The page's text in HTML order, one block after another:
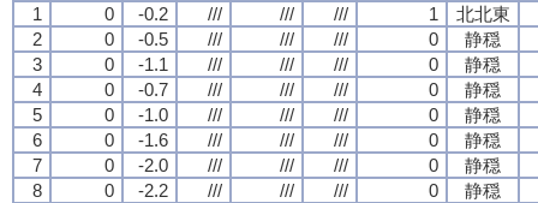
1
0 -0.2 /// /// /// 1
北北東
2
0 -0.5 /// /// /// 0
静穏
3
0 -1.1 /// /// /// 0
静穏
4
0 -0.7 /// /// /// 0
静穏
5
0 -1.0 /// /// /// 0
静穏
6
0 -1.6 /// /// /// 0
静穏
7
0 -2.0 /// /// /// 0
静穏
8
0 -2.2 /// /// /// 0
静穏
1
0 -0.2 /// /// /// 1
北北東
2
0 -0.5 /// /// /// 0
静穏
3
0 -1.1 /// /// /// 0
静穏
4
0 -0.7 /// /// /// 0
静穏
5
0 -1.0 /// /// /// 0
静穏
6
0 -1.6 /// /// /// 0
静穏
7
0 -2.0 /// /// /// 0
静穏
8
0 -2.2 /// /// /// 0
静穏
1
0 -0.2 /// /// /// 1
北北東
2
0 -0.5 /// /// /// 0
静穏
3
0 -1.1 /// /// /// 0
静穏
4
0 -0.7 /// /// /// 0
静穏
5
0 -1.0 /// /// /// 0
静穏
6
0 -1.6 /// /// /// 0
静穏
7
0 -2.0 /// /// /// 0
静穏
8
0 -2.2 /// /// /// 0
静穏
1
0 -0.2 /// /// /// 1
北北東
2
0 -0.5 /// /// /// 0
静穏
3
0 -1.1 /// /// /// 0
静穏
4
0 -0.7 /// /// /// 0
静穏
5
0 -1.0 /// /// /// 0
静穏
6
0 -1.6 /// /// /// 0
静穏
7
0 -2.0 /// /// /// 0
静穏
8
0 -2.2 /// /// /// 0
静穏